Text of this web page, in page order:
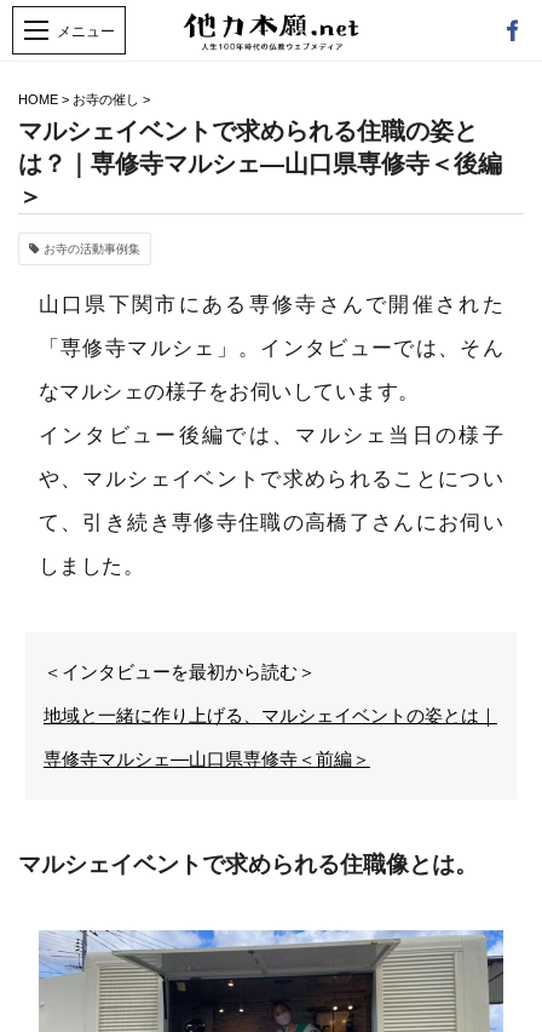
HOME > お寺の催し >
マルシェイベントで求められる住職の姿と
は？｜専修寺マルシェ―山口県専修寺＜後編
＞
お寺の活動事例集
山口県下関市にある専修寺さんで開催された
「専修寺マルシェ」。インタビューでは、そん
なマルシェの様子をお伺いしています。
インタビュー後編では、マルシェ当日の様子
や、マルシェイベントで求められることについ
て、引き続き専修寺住職の高橋了さんにお伺い
しました。
＜インタビューを最初から読む＞
地域と一緒に作り上げる、マルシェイベントの姿とは｜
専修寺マルシェ―山口県専修寺＜前編＞
マルシェイベントで求められる住職像とは。